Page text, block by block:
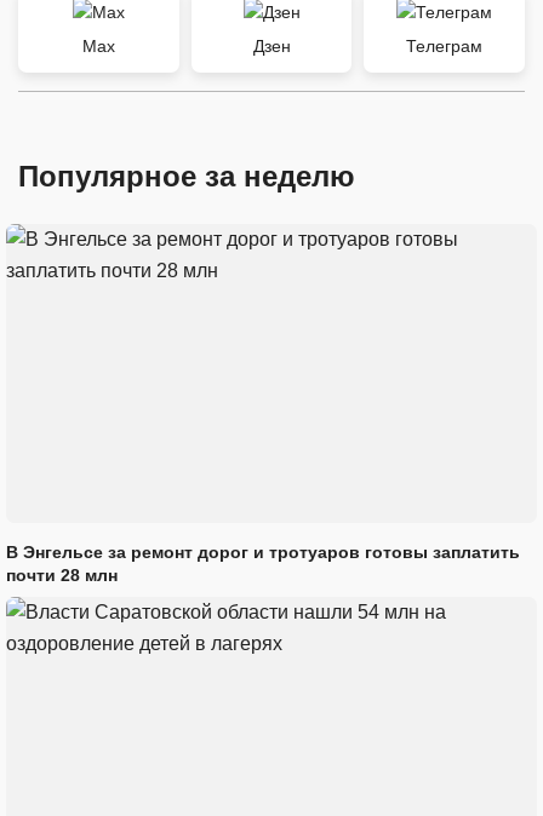
Max Дзен Телеграм
Популярное за неделю
В Энгельсе за ремонт дорог и тротуаров готовы заплатить
почти 28 млн